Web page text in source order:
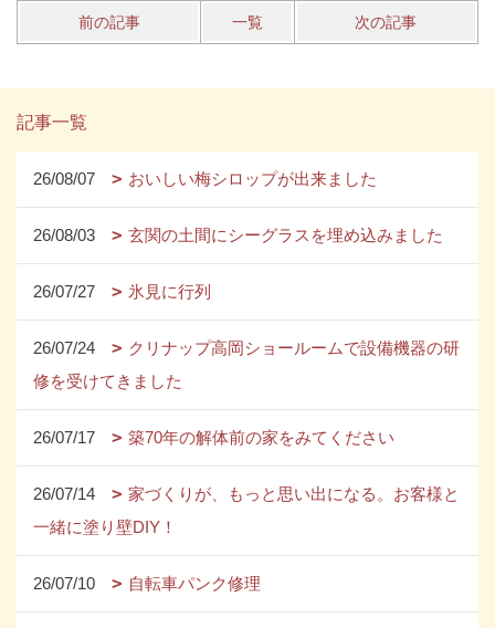
前の記事 一覧 次の記事
記事一覧
26/08/07 おいしい梅シロップが出来ました
26/08/03 玄関の土間にシーグラスを埋め込みました
26/07/27 氷見に行列
26/07/24
クリナップ高岡ショールームで設備機器の研
修を受けてきました
26/07/17 築70年の解体前の家をみてください
26/07/14
家づくりが、もっと思い出になる。お客様と
一緒に塗り壁DIY！
26/07/10 自転車パンク修理